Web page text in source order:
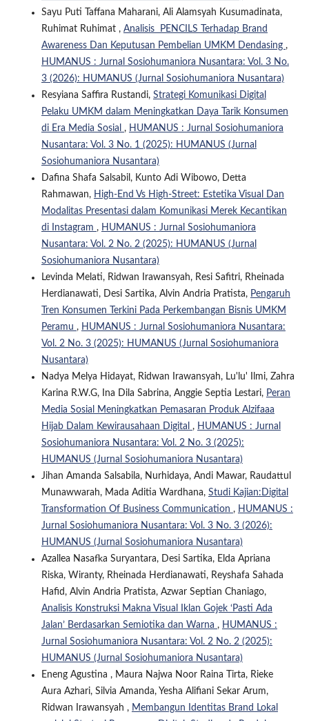
Sayu Puti Taffana Maharani, Ali Alamsyah Kusumadinata,
Ruhimat Ruhimat , Analisis PENCILS Terhadap Brand
Awareness Dan Keputusan Pembelian UMKM Dendasing ,
HUMANUS : Jurnal Sosiohumaniora Nusantara: Vol. 3 No.
3 (2026): HUMANUS (Jurnal Sosiohumaniora Nusantara)
Resyiana Saffira Rustandi, Strategi Komunikasi Digital
Pelaku UMKM dalam Meningkatkan Daya Tarik Konsumen
di Era Media Sosial , HUMANUS : Jurnal Sosiohumaniora
Nusantara: Vol. 3 No. 1 (2025): HUMANUS (Jurnal
Sosiohumaniora Nusantara)
Dafina Shafa Salsabil, Kunto Adi Wibowo, Detta
Rahmawan, High-End Vs High-Street: Estetika Visual Dan
Modalitas Presentasi dalam Komunikasi Merek Kecantikan
di Instagram , HUMANUS : Jurnal Sosiohumaniora
Nusantara: Vol. 2 No. 2 (2025): HUMANUS (Jurnal
Sosiohumaniora Nusantara)
Levinda Melati, Ridwan Irawansyah, Resi Safitri, Rheinada
Herdianawati, Desi Sartika, Alvin Andria Pratista, Pengaruh
Tren Konsumen Terkini Pada Perkembangan Bisnis UMKM
Peramu , HUMANUS : Jurnal Sosiohumaniora Nusantara:
Vol. 2 No. 3 (2025): HUMANUS (Jurnal Sosiohumaniora
Nusantara)
Nadya Melya Hidayat, Ridwan Irawansyah, Lu'lu' Ilmi, Zahra
Karina R.W.G, Ina Dila Sabrina, Anggie Septia Lestari, Peran
Media Sosial Meningkatkan Pemasaran Produk Alzifaaa
Hijab Dalam Kewirausahaan Digital , HUMANUS : Jurnal
Sosiohumaniora Nusantara: Vol. 2 No. 3 (2025):
HUMANUS (Jurnal Sosiohumaniora Nusantara)
Jihan Amanda Salsabila, Nurhidaya, Andi Mawar, Raudattul
Munawwarah, Mada Aditia Wardhana, Studi Kajian:Digital
Transformation Of Business Communication , HUMANUS :
Jurnal Sosiohumaniora Nusantara: Vol. 3 No. 3 (2026):
HUMANUS (Jurnal Sosiohumaniora Nusantara)
Azallea Nasafka Suryantara, Desi Sartika, Elda Apriana
Riska, Wiranty, Rheinada Herdianawati, Reyshafa Sahada
Hafid, ⁠Alvin Andria Pratista, Azwar Septian Chaniago,
Analisis Konstruksi Makna Visual Iklan Gojek ‘Pasti Ada
Jalan’ Berdasarkan Semiotika dan Warna , HUMANUS :
Jurnal Sosiohumaniora Nusantara: Vol. 2 No. 2 (2025):
HUMANUS (Jurnal Sosiohumaniora Nusantara)
Eneng Agustina , Maura Najwa Noor Raina Tirta, Rieke
Aura Azhari, Silvia Amanda, Yesha Alifiani Sekar Arum,
Ridwan Irawansyah , Membangun Identitas Brand Lokal